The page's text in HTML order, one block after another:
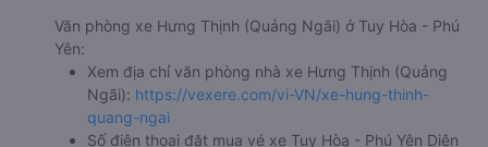
Văn phòng xe Hưng Thịnh (Quảng Ngãi) ở Tuy Hòa - Phú
Yên:
Xem địa chỉ văn phòng nhà xe Hưng Thịnh (Quảng
Ngãi): https://vexere.com/vi-VN/xe-hung-thinh-
quang-ngai
Số điện thoại đặt mua vé xe Tuy Hòa - Phú Yên Diên